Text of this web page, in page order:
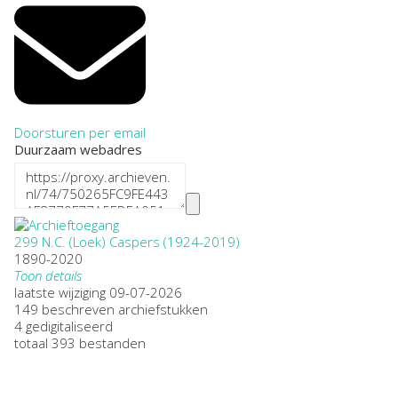
Doorsturen per email
Duurzaam webadres
299 N.C. (Loek) Caspers (1924-2019)
1890-2020
Toon details
Datering:
1890-2020
Plaatsnaam:
Driebergen, Rijsenburg, Langbroek, Leersum, Overberg, Zeist
laatste wijziging 09-07-2026
149 beschreven archiefstukken
4 gedigitaliseerd
totaal 393 bestanden